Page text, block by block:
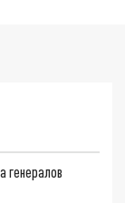
генералов